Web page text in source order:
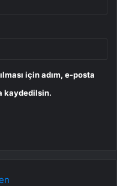
için adım, e-posta
kaydedilsin.